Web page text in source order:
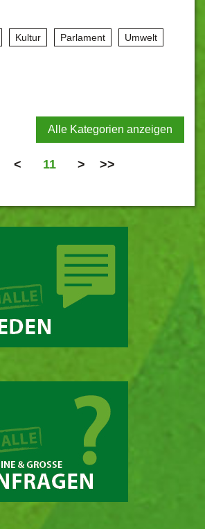
Kultur Parlament Umwelt
Alle Kategorien anzeigen
< 11 > >>